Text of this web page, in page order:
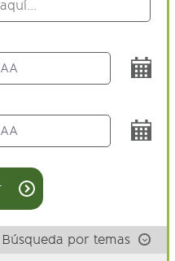
Búsqueda por temas